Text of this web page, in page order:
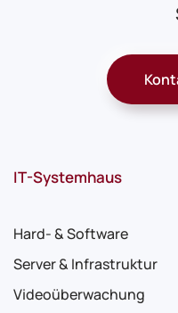
IT-Systemhaus
Hard- & Software
Server & Infrastruktur
Videoüberwachung